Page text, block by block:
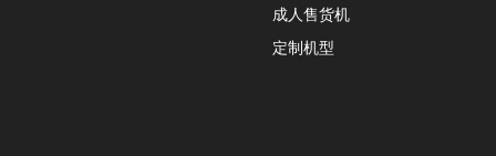
成人售货机
定制机型